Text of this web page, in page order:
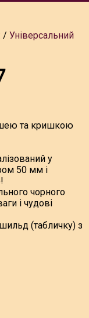
Універсальний
та кришкою
у
50 мм і
чорного
і чудові
(табличку) з